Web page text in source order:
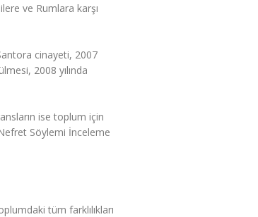
ve Rumlara karşı
cinayeti, 2007
2008 yılında
ise toplum için
Söylemi İnceleme
tüm farklılıkları